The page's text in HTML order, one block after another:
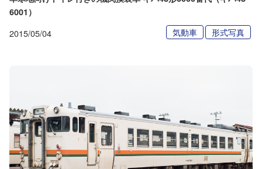
6001）
2015/05/04 気動車 形式写真